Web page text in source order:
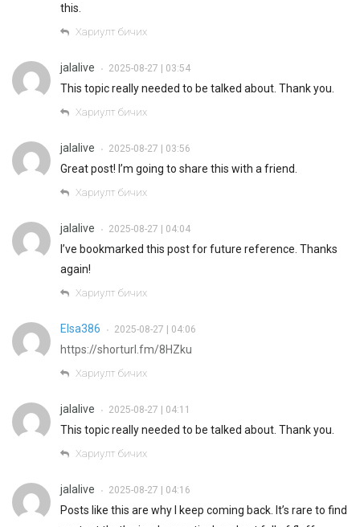
this.
Хариулт бичих
jalalive • 2025-08-27 | 03:54
This topic really needed to be talked about. Thank you.
Хариулт бичих
jalalive • 2025-08-27 | 03:56
Great post! I’m going to share this with a friend.
Хариулт бичих
jalalive • 2025-08-27 | 04:04
I’ve bookmarked this post for future reference. Thanks
again!
Хариулт бичих
Elsa386 • 2025-08-27 | 04:06
https://shorturl.fm/8HZku
Хариулт бичих
jalalive • 2025-08-27 | 04:11
This topic really needed to be talked about. Thank you.
Хариулт бичих
jalalive • 2025-08-27 | 04:16
Posts like this are why I keep coming back. It’s rare to find